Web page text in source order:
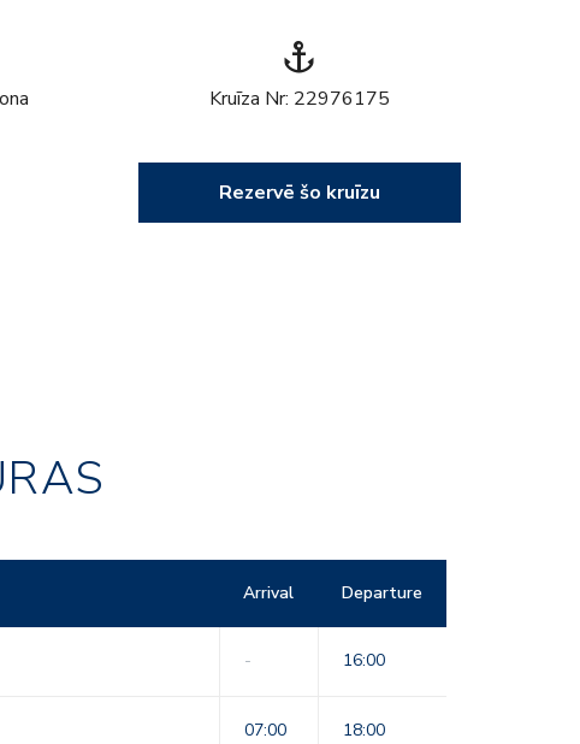
anchor
Kruīza Nr: 22976175
Rezervē šo kruīzu
Arrival Departure
- 16:00
07:00 18:00